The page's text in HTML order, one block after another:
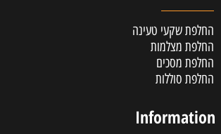
החלפת שקעי טעינה
החלפת מצלמות
החלפת מסכים
החלפת סוללות
Information